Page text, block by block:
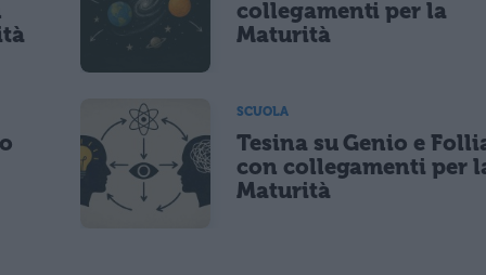
collegamenti per la
Maturità
SCUOLA
Tesina su Genio e
con collegamenti per
Maturità